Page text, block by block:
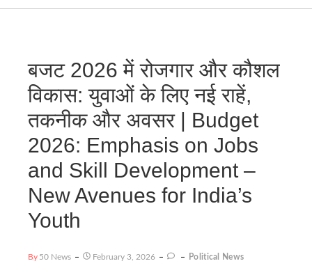
बजट 2026 में रोजगार और कौशल
विकास: युवाओं के लिए नई राहें,
तकनीक और अवसर | Budget
2026: Emphasis on Jobs
and Skill Development –
New Avenues for India’s
Youth
By 50 News February 3, 2026 Political News